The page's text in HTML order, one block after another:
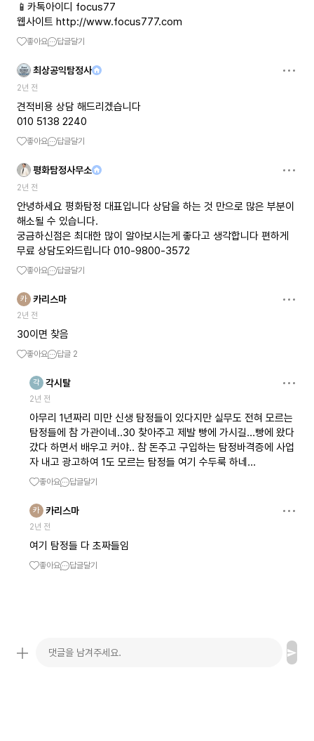
📱카톡아이디 focus77
웹사이트 http://www.focus777.com
좋아요 답글달기
최상공익탐정사
2년 전
견적비용 상담 해드리겠습니다
010 5138 2240
좋아요 답글달기
평화탐정사무소
2년 전
안녕하세요 평화탐정 대표입니다 상담을 하는 것 만으로 많은 부분이
해소될 수 있습니다.
궁금하신점은 최대한 많이 알아보시는게 좋다고 생각합니다 편하게
무료 상담도와드립니다 010-9800-3572
좋아요 답글달기
카 카리스마
2년 전
30이면 찾음
좋아요 답글 2
각 각시탈
2년 전
아무리 1년짜리 미만 신생 탐정들이 있다지만 실무도 전혀 모르는
탐정들에 참 가관이네..30 찾아주고 제발 빵에 가시길...빵에 왔다
갔다 하면서 배우고 커야.. 참 돈주고 구입하는 탐정바격증에 사업
자 내고 광고하여 1도 모르는 탐정들 여기 수두룩 하네...
좋아요 답글달기
카 카리스마
2년 전
여기 탐정들 다 초짜들임
좋아요 답글달기